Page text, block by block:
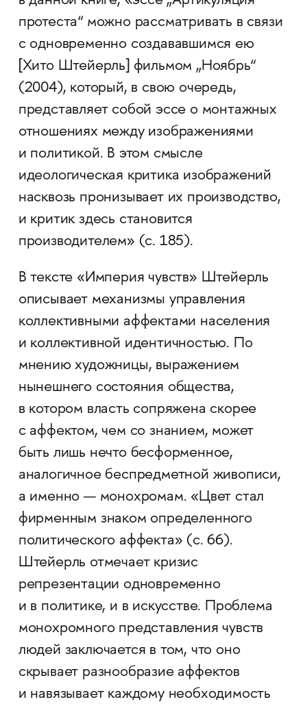
протеста“ можно рассматривать в связи
с одновременно создававшимся ею
[Хито Штейерль] фильмом „Ноябрь“
(2004), который, в свою очередь,
представляет собой эссе о монтажных
отношениях между изображениями
и политикой. В этом смысле
идеологическая критика изображений
насквозь пронизывает их производство,
и критик здесь становится
производителем» (с. 185).
В тексте «Империя чувств» Штейерль
описывает механизмы управления
коллективными аффектами населения
и коллективной идентичностью. По
мнению художницы, выражением
нынешнего состояния общества,
в котором власть сопряжена скорее
с аффектом, чем со знанием, может
быть лишь нечто бесформенное,
аналогичное беспредметной живописи,
а именно — монохромам. «Цвет стал
фирменным знаком определенного
политического аффекта» (с. 66).
Штейерль отмечает кризис
репрезентации одновременно
и в политике, и в искусстве. Проблема
монохромного представления чувств
людей заключается в том, что оно
скрывает разнообразие аффектов
и навязывает каждому необходимость